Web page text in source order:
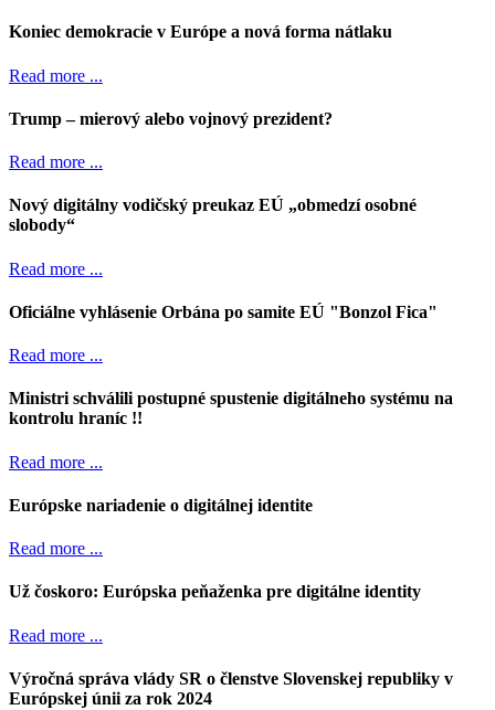
Koniec demokracie v Európe a nová forma nátlaku
Read more ...
Trump – mierový alebo vojnový prezident?
Read more ...
Nový digitálny vodičský preukaz EÚ „obmedzí osobné
slobody“
Read more ...
Oficiálne vyhlásenie Orbána po samite EÚ "Bonzol Fica"
Read more ...
Ministri schválili postupné spustenie digitálneho systému na
kontrolu hraníc !!
Read more ...
Európske nariadenie o digitálnej identite
Read more ...
Už čoskoro: Európska peňaženka pre digitálne identity
Read more ...
Výročná správa vlády SR o členstve Slovenskej republiky v
Európskej únii za rok 2024